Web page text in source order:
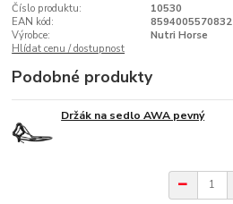
Číslo produktu:
10530
EAN kód:
8594005570832
Výrobce:
Nutri Horse
Hlídat cenu / dostupnost
Podobné produkty
Držák na sedlo AWA pevný